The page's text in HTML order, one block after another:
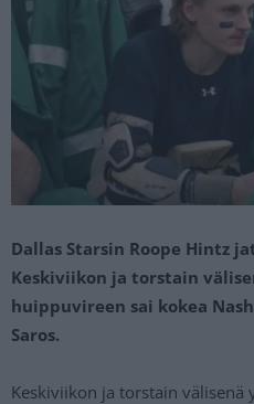
Dallas Starsin Roope Hintz
Keskiviikon ja torstain
huippuvireen sai kokea
Saros.
Keskiviikon ja torstain välisenä